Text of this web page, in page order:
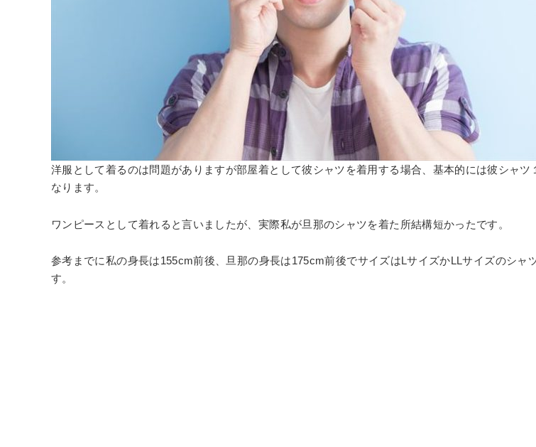
洋服として着るのは問題がありますが部屋着として彼シャツを着用する場合、基本的には彼シャツ
なります。
ワンピースとして着れると言いましたが、実際私が旦那のシャツを着た所結構短かったです。
参考までに私の身長は155cm前後、旦那の身長は175cm前後でサイズはLサイズかLLサイズのシャ
す。